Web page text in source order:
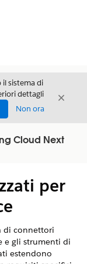
sistema di
dettagli
Non ora
Chiudi
Cloud Next
per
di connettori
e gli strumenti di
estendono